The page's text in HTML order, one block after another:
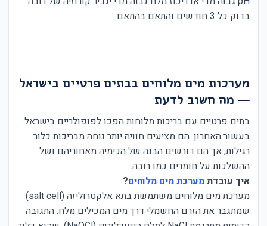
בדוק כל 3 חודשים והתאם בהתאם.
מערכות מים מלוחים בבתים פרטיים בישראל
— מה חשוב לדעת
בתים פרטיים עם בריכות מלוחות הפכו לפופולריים בישראל
בעשור האחרון. הם מציעים חוויה יותר נוחה מבריכות כלור
רגילות, אך הם דורשים הבנה של הכימיה מאחוריהם ושל
ההשלכות על חומרים כמו רובה.
איך עובדתמערכת מים מלוחים?
מערכת מים מלוחים משתמשת בתא אלקטרוליזה (salt cell)
שמתגבר את הזרם החשמלי דרך מים המכילים מלח. התגובה